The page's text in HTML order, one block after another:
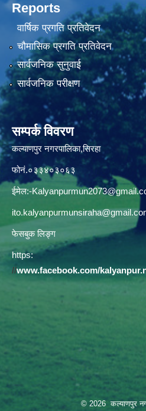
Reports
वार्षिक प्रगति प्रतिवेदन
चौमासिक प्रगति प्रतिवेदन
सार्वजनिक सुनुवाई
सार्वजनिक परीक्षण
सम्पर्क विवरण
कल्याणपुर नगरपालिका,सिरहा
फोनं.०३३४०३०६३
ईमेल:-
फेसबुक लिङ्ग
https:
//www.facebook.com/
© 2026 कल्याणपुर